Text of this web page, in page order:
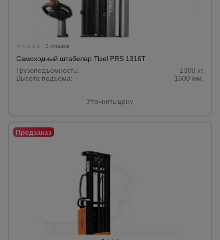
0 отзывов
Самоходный штабелер Tisel PRS 1316Т
Грузоподъемность:
1300 кг.
Высота подъема:
1600 мм.
Уточнить цену